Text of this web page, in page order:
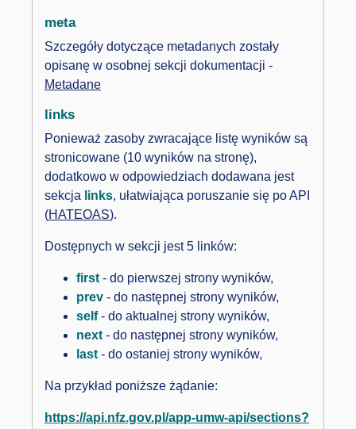
meta
Szczegóły dotyczące metadanych zostały
opisanę w osobnej sekcji dokumentacji -
Metadane
links
Ponieważ zasoby zwracające listę wyników są
stronicowane (10 wyników na stronę),
dodatkowo w odpowiedziach dodawana jest
sekcja links, ułatwiająca poruszanie się po API
(HATEOAS).
Dostępnych w sekcji jest 5 linków:
first - do pierwszej strony wyników,
prev - do następnej strony wyników,
self- do aktualnej strony wyników,
next - do następnej strony wyników,
last - do ostaniej strony wyników,
Na przykład poniższe żądanie:
https://api.nfz.gov.pl/app-umw-api/sections?